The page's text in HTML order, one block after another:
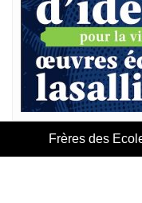
Frères des